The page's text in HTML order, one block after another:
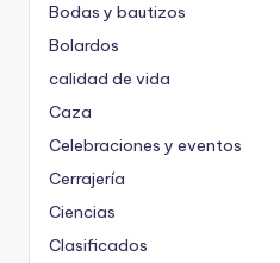
Bodas y bautizos
Bolardos
calidad de vida
Caza
Celebraciones y eventos
Cerrajería
Ciencias
Clasificados